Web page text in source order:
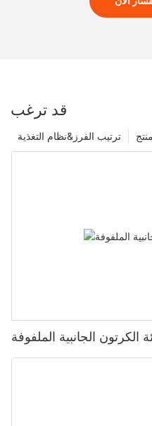
قد ترغب
منتج ترتيب الفرز&نظام التغذية
الكرتون الجانبية الملفوفة